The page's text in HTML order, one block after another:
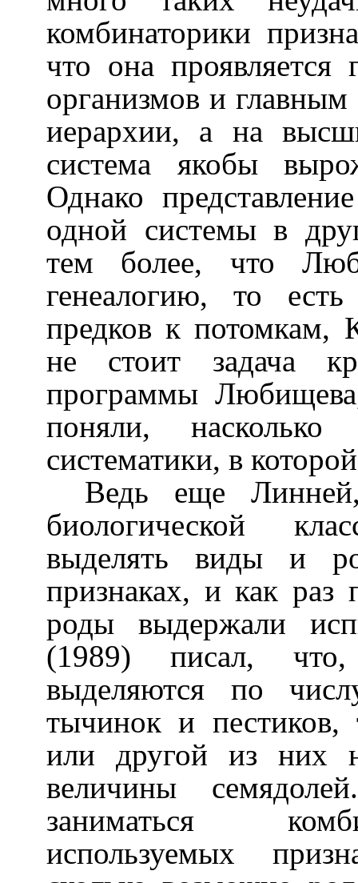
комбинаторики
что она
организмов и
иерархии, а на
система якобы
Однако
одной системы в
тем более, что
генеалогию, то
предков к потомкам,
не стоит задача
программы
поняли,
систематики, в
Ведь еще Линней,
биологической
выделять виды и
признаках, и как
роды выдержали
(1989) писал,
выделяются по
тычинок и
или другой из них
величины
заниматься
используемых